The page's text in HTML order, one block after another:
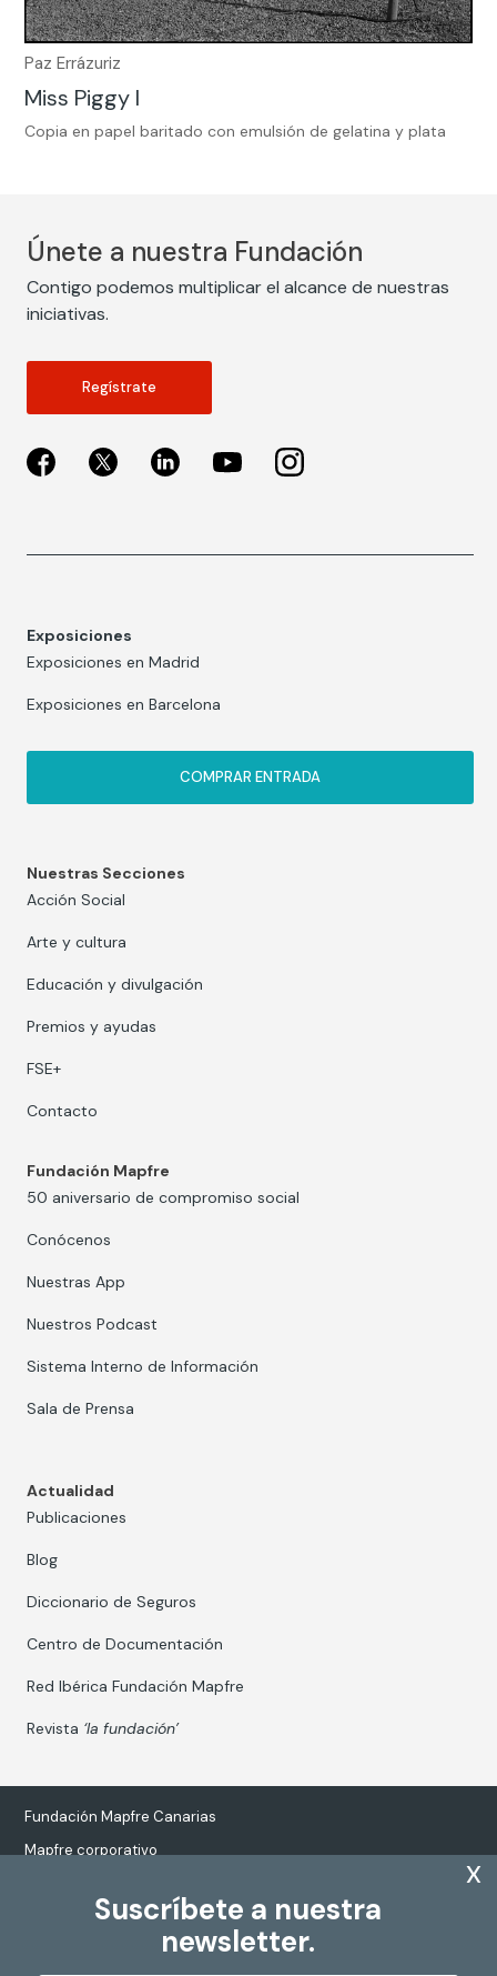
Paz Errázuriz
Miss Piggy I
Copia en papel baritado con emulsión de gelatina y plata
Suscríbete a nuestra
newsletter.
x
Únete a nuestra Fundación
Contigo podemos multiplicar el alcance de nuestras
iniciativas.
Regístrate
Exposiciones
Exposiciones en Madrid
Exposiciones en Barcelona
COMPRAR ENTRADA
Nuestras Secciones
Acción Social
Arte y cultura
Educación y divulgación
Premios y ayudas
FSE+
Contacto
Fundación Mapfre
50 aniversario de compromiso social
Conócenos
Nuestras App
Nuestros Podcast
Sistema Interno de Información
Sala de Prensa
Actualidad
Publicaciones
Blog
Diccionario de Seguros
Centro de Documentación
Red Ibérica Fundación Mapfre
Revista ‘la fundación’
Fundación Mapfre Canarias
Mapfre corporativo
Tratamiento de datos personales